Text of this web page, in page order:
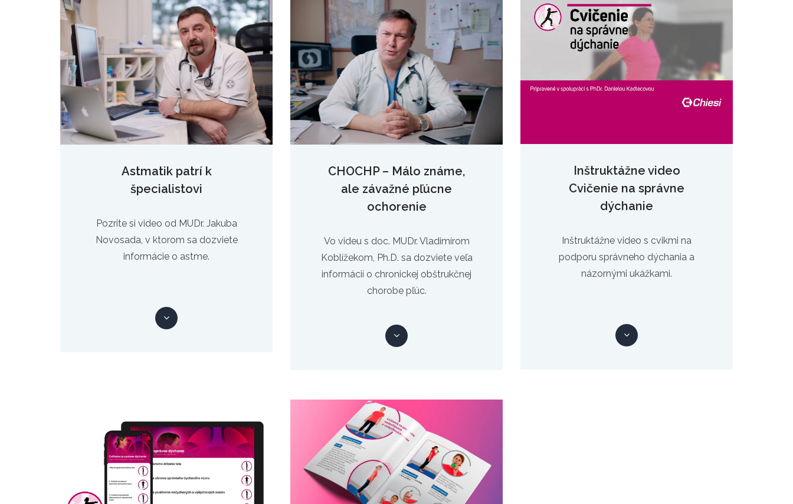
Astmatik patrí k
špecialistovi
Pozrite si video od MUDr. Jakuba
Novosada, v ktorom sa dozviete
informácie o astme.
CHOCHP – Málo známe,
ale závažné pľúcne
ochorenie
Vo videu s doc. MUDr. Vladimírom
Koblížekom, Ph.D. sa dozviete veľa
informácií o chronickej obštrukčnej
chorobe pľúc.
Inštruktážne video
Cvičenie na správne
dýchanie
Inštruktážne video s cvikmi na
podporu správneho dýchania a
názornými ukážkami.